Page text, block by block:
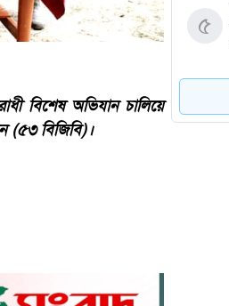
বিশেষ অভিযান চালিয়ে
(৫৩ বিজিবি)।
৫